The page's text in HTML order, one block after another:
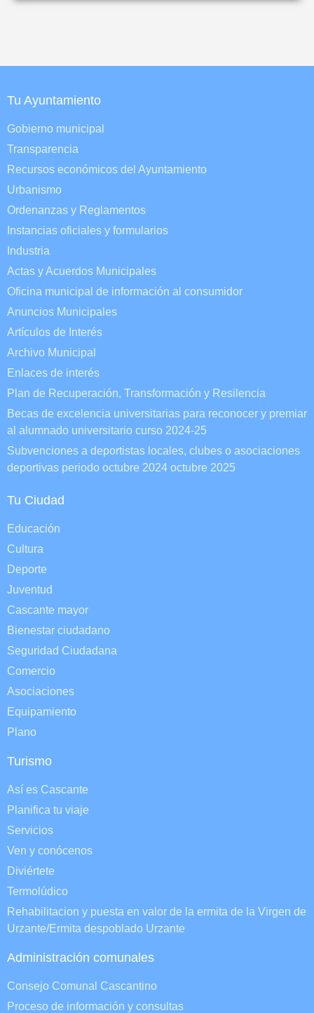
Tu Ayuntamiento
Gobierno municipal
Transparencia
Recursos económicos del Ayuntamiento
Urbanismo
Ordenanzas y Reglamentos
Instancias oficiales y formularios
Industria
Actas y Acuerdos Municipales
Oficina municipal de información al consumidor
Anuncios Municipales
Artículos de Interés
Archivo Municipal
Enlaces de interés
Plan de Recuperación, Transformación y Resilencia
Becas de excelencia universitarias para reconocer y premiar
al alumnado universitario curso 2024-25
Subvenciones a deportistas locales, clubes o asociaciones
deportivas periodo octubre 2024 octubre 2025
Tu Ciudad
Educación
Cultura
Deporte
Juventud
Cascante mayor
Bienestar ciudadano
Seguridad Ciudadana
Comercio
Asociaciones
Equipamiento
Plano
Turismo
Así es Cascante
Planifica tu viaje
Servicios
Ven y conócenos
Diviértete
Termolúdico
Rehabilitacion y puesta en valor de la ermita de la Virgen de
Urzante/Ermita despoblado Urzante
Administración comunales
Consejo Comunal Cascantino
Proceso de información y consultas